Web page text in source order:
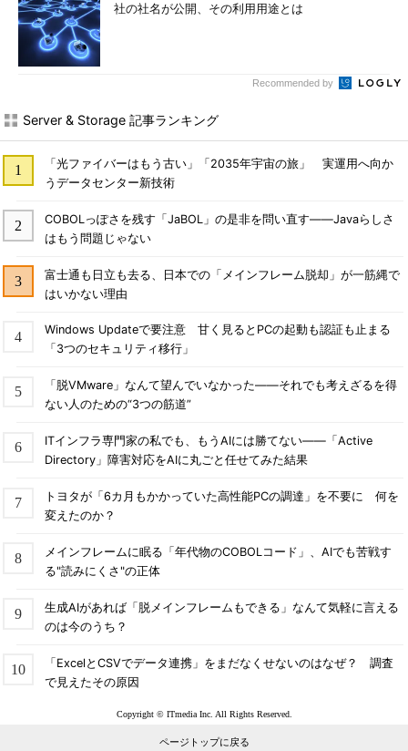
社の社名が公開、その利用用途とは
Recommended by
Server & Storage 記事ランキング
「光ファイバーはもう古い」「2035年宇宙の旅」 実運用へ向か
うデータセンター新技術
COBOLっぽさを残す「JaBOL」の是非を問い直す――Javaらしさ
はもう問題じゃない
富士通も日立も去る、日本での「メインフレーム脱却」が一筋縄で
はいかない理由
Windows Updateで要注意 甘く見るとPCの起動も認証も止まる
「3つのセキュリティ移行」
「脱VMware」なんて望んでいなかった――それでも考えざるを得
ない人のための“3つの筋道”
ITインフラ専門家の私でも、もうAIには勝てない――「Active
Directory」障害対応をAIに丸ごと任せてみた結果
トヨタが「6カ月もかかっていた高性能PCの調達」を不要に 何を
変えたのか？
メインフレームに眠る「年代物のCOBOLコード」、AIでも苦戦す
る"読みにくさ"の正体
生成AIがあれば「脱メインフレームもできる」なんて気軽に言える
のは今のうち？
「ExcelとCSVでデータ連携」をまだなくせないのはなぜ？ 調査
で見えたその原因
Copyright © ITmedia Inc. All Rights Reserved.
ページトップに戻る